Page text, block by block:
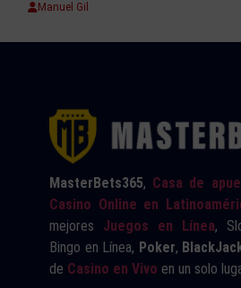
Manuel Gil
MasterBets365, Casa de
Casino Online en
mejores Juegos en Línea,
Bingo en Línea, Poker,
de Casino en Vivo en un solo